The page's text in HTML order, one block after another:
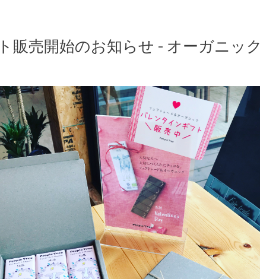
販売開始のお知らせ - オーガニック